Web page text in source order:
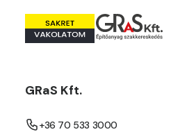
GRaS Kft.
+36 70 533 3000